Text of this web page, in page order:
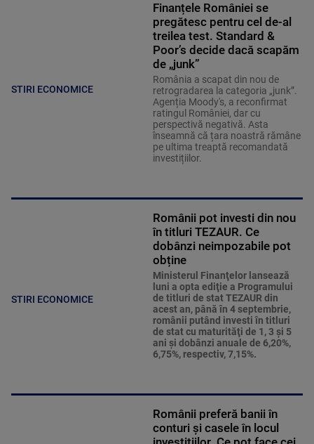
STIRI ECONOMICE
Finanțele României se
pregătesc pentru cel de-al
treilea test. Standard &
Poor’s decide dacă scapăm
de „junk”
România a scapat din nou de
retrogradarea la categoria „junk”.
Agenția Moody's, a reconfirmat
ratingul României, dar cu
perspectivă negativă. Asta
înseamnă că țara noastră rămâne
pe ultima treaptă recomandată
investițiilor.
STIRI ECONOMICE
Românii pot investi din nou
în titluri TEZAUR. Ce
dobânzi neimpozabile pot
obține
Ministerul Finanţelor lansează
luni a opta ediţie a Programului
de titluri de stat TEZAUR din
acest an, până în 4 septembrie,
românii putând investi în titluri
de stat cu maturităţi de 1, 3 şi 5
ani şi dobânzi anuale de 6,20%,
6,75%, respectiv, 7,15%.
Românii preferă banii în
conturi și casele în locul